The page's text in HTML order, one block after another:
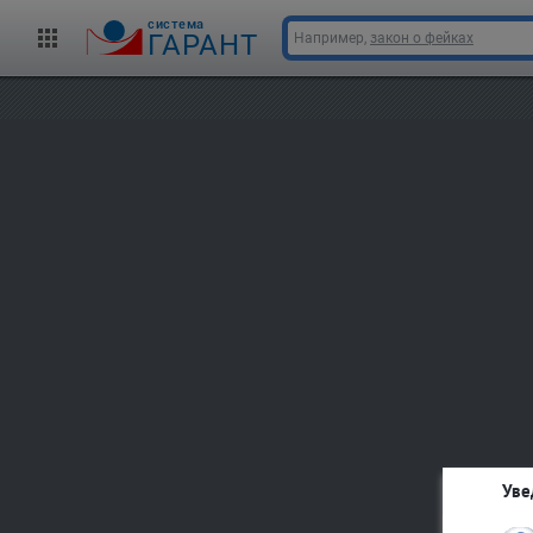
cистема
ГАРАНТ Например, закон о фейках